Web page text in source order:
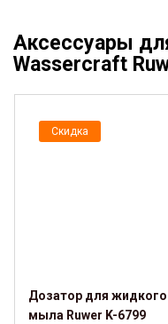
Аксессуары
Wassercraft
Скидка
Дозатор для жидкого
мыла Ruwer K-6799